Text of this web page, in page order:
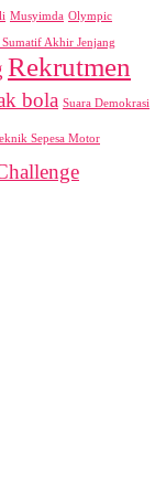
Musyimda Olympic
Sumatif Akhir Jenjang
Rekrutmen
bola Suara Demokrasi
Sepesa Motor